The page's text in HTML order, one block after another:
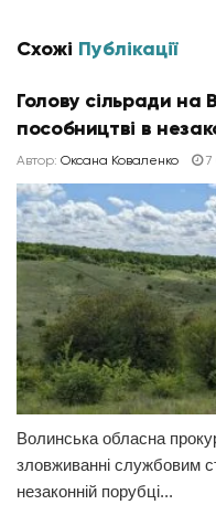
Схожі Публікації
Голову сільради на
пособництві в
Автор: Оксана Коваленко 7
Волинська обласна
зловживанні службовим
незаконній порубці...